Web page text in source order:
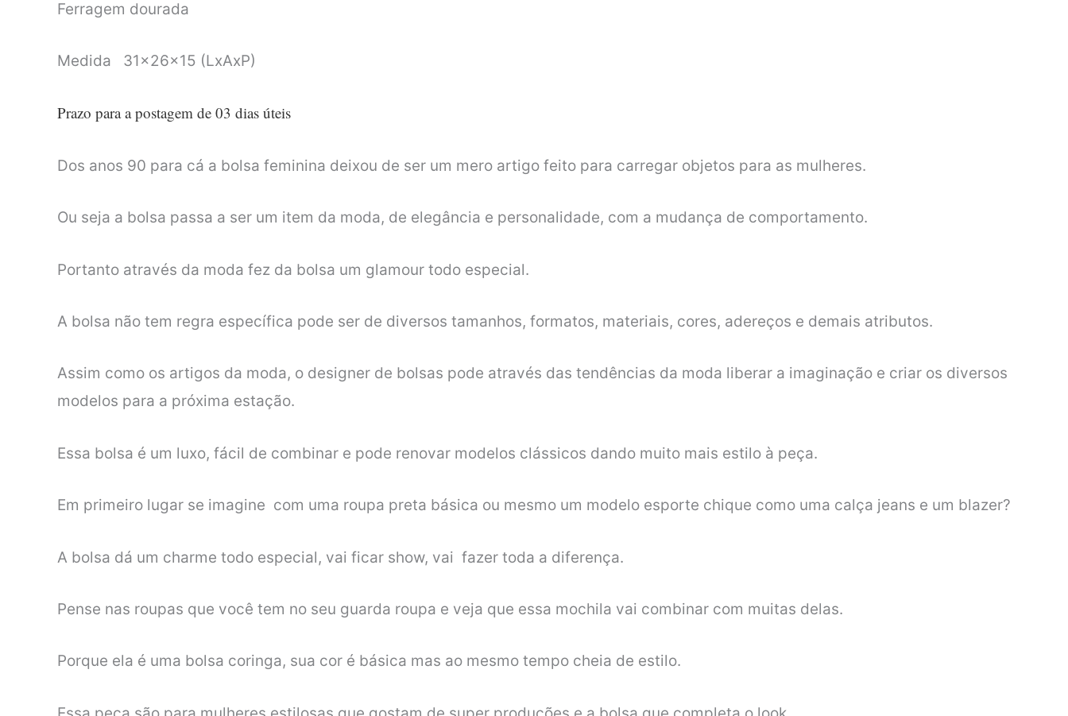
Ferragem dourada
Medida 31x26x15 (LxAxP)
Prazo para a postagem de 03 dias úteis
Dos anos 90 para cá a bolsa feminina deixou de ser um mero artigo feito para carregar objetos para as mulheres.
Ou seja a bolsa passa a ser um item da moda, de elegância e personalidade, com a mudança de comportamento.
Portanto através da moda fez da bolsa um glamour todo especial.
A bolsa não tem regra específica pode ser de diversos tamanhos, formatos, materiais, cores, adereços e demais atributos.
Assim como os artigos da moda, o designer de bolsas pode através das tendências da moda liberar a imaginação e criar os diversos
modelos para a próxima estação.
Essa bolsa é um luxo, fácil de combinar e pode renovar modelos clássicos dando muito mais estilo à peça.
Em primeiro lugar se imagine com uma roupa preta básica ou mesmo um modelo esporte chique como uma calça jeans e um blazer?
A bolsa dá um charme todo especial, vai ficar show, vai fazer toda a diferença.
Pense nas roupas que você tem no seu guarda roupa e veja que essa mochila vai combinar com muitas delas.
Porque ela é uma bolsa coringa, sua cor é básica mas ao mesmo tempo cheia de estilo.